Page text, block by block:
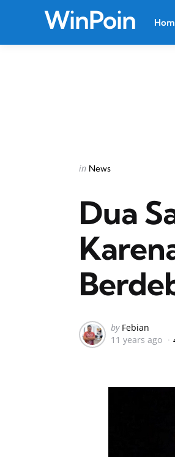
WinPoin
Categories
Posted
in News
Dua
Posted
by
by Febian
11 years ago